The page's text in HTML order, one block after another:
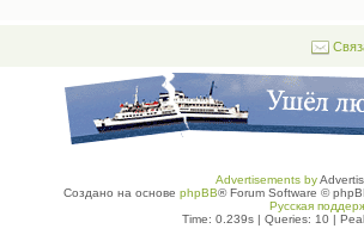
Advertisements by
Создано на основе phpBB® Forum Software ©
Русская
Time: 0.239s| Queries: 10|